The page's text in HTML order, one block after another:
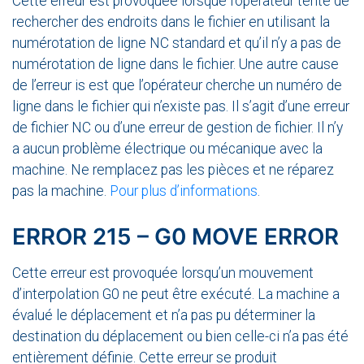
rechercher des endroits dans le fichier en utilisant la
numérotation de ligne NC standard et qu’il n’y a pas de
numérotation de ligne dans le fichier. Une autre cause
de l’erreur is est que l’opérateur cherche un numéro de
ligne dans le fichier qui n’existe pas. Il s’agit d’une erreur
de fichier NC ou d’une erreur de gestion de fichier. Il n’y
a aucun problème électrique ou mécanique avec la
machine. Ne remplacez pas les pièces et ne réparez
pas la machine. Pour plus d’informations.
ERROR 215 – G0 MOVE ERROR
Cette erreur est provoquée lorsqu’un mouvement
d’interpolation G0 ne peut être exécuté. La machine a
évalué le déplacement et n’a pas pu déterminer la
destination du déplacement ou bien celle-ci n’a pas été
entièrement définie. Cette erreur se produit